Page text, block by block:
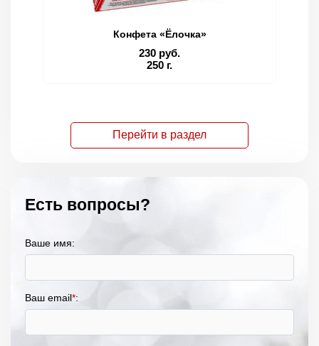
Конфета «Ёлочка»
230 руб.
250 г.
Перейти в раздел
Есть вопросы?
Ваше имя:
Ваш email*: